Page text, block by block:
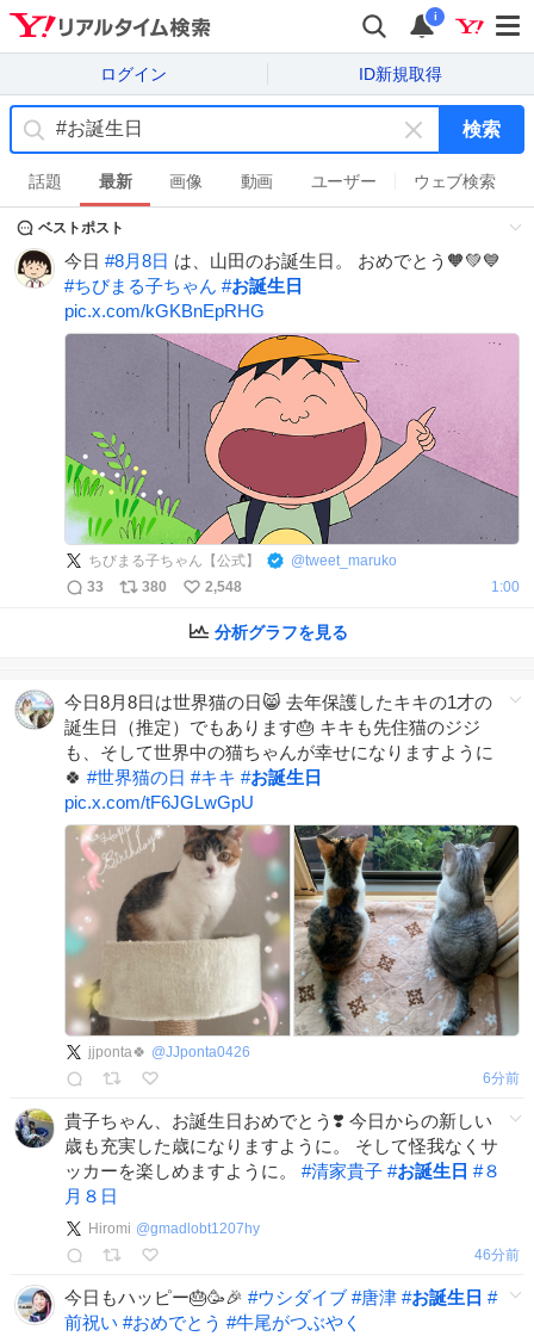
i
ログイン ID新規取得
キ
ー
ワ
ド
す
検索
話題 最新 画像 動画 ユーザー ウェブ検索
ベストポスト
今日 #8月8日 は、山田のお誕生日。 おめでとう🧡💚💙
#ちびまる子ちゃん #お誕生日
pic.x.com/kGKBnEpRHG
ちびまる子ちゃん【公式】 @tweet_maruko
33
380 2,548 1:00
分析グラフを見る
今日8月8日は世界猫の日😸 去年保護したキキの1才の
誕生日（推定）でもあります🎂 キキも先住猫のジジ
も、そして世界中の猫ちゃんが幸せになりますように
🍀 #世界猫の日 #キキ #お誕生日
pic.x.com/tF6JGLwGpU
jjponta🍀 @JJponta0426
6分前
貴子ちゃん、お誕生日おめでとう❣️ 今日からの新しい
歳も充実した歳になりますように。 そして怪我なくサ
ッカーを楽しめますように。 #清家貴子 #お誕生日 #８
月８日
Hiromi @gmadlobt1207hy
47分前
今日もハッピー🎂🥳🎉 #ウシダイブ #唐津 #お誕生日 #
前祝い #おめでとう #牛尾がつぶやく